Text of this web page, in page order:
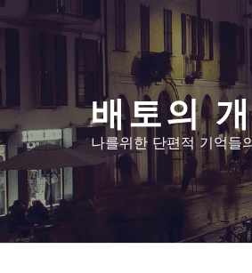
텐
뛰
기
배토의
나를위한 단편적 기억들